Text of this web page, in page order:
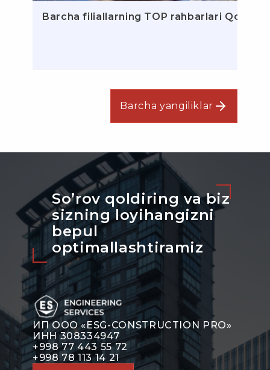
Barcha filiallarning TOP rahbarlari
Barcha yangiliklar
So’rov qoldiring va biz
sizning loyihangizni
bepul
optimallashtiramiz
ИП ООО «ESG-CONSTRUCTION PRO»
ИНН 308334947
+998 77 443 55 72
+998 78 113 14 21